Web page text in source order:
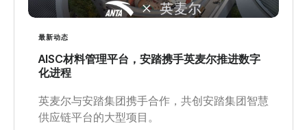
最新动态
AISC材料管理平台，安踏携手英麦尔推进数字
化进程
英麦尔与安踏集团携手合作，共创安踏集团智慧
供应链平台的大型项目。